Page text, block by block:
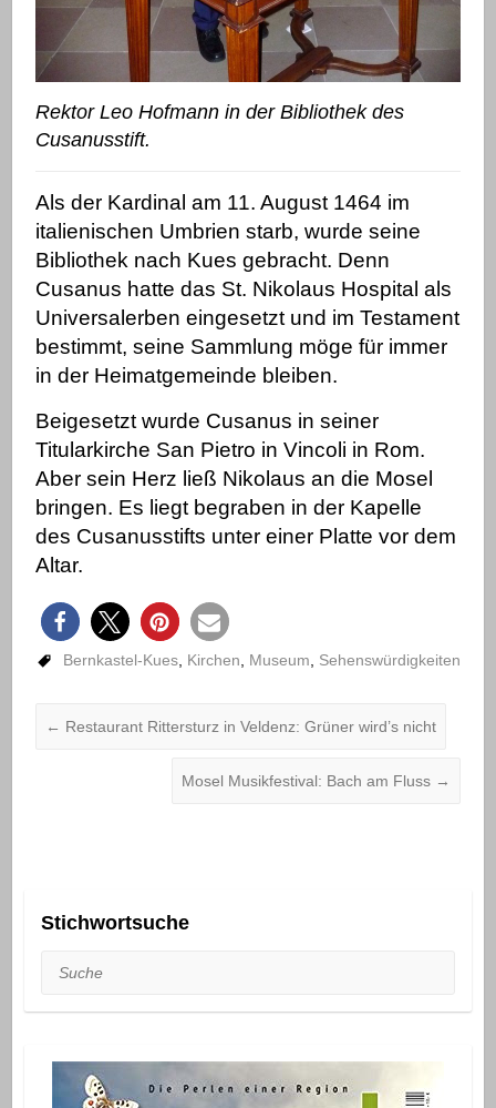
Rektor Leo Hofmann in der Bibliothek des
Cusanusstift.
Als der Kardinal am 11. August 1464 im
italienischen Umbrien starb, wurde seine
Bibliothek nach Kues gebracht. Denn
Cusanus hatte das St. Nikolaus Hospital als
Universalerben eingesetzt und im Testament
bestimmt, seine Sammlung möge für immer
in der Heimatgemeinde bleiben.
Beigesetzt wurde Cusanus in seiner
Titularkirche San Pietro in Vincoli in Rom.
Aber sein Herz ließ Nikolaus an die Mosel
bringen. Es liegt begraben in der Kapelle
des Cusanusstifts unter einer Platte vor dem
Altar.
Bernkastel-Kues, Kirchen, Museum, Sehenswürdigkeiten
← Restaurant Rittersturz in Veldenz: Grüner wird’s nicht
Mosel Musikfestival: Bach am Fluss →
Stichwortsuche
Suche